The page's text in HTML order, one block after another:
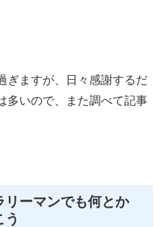
ぎますが、日々感謝するだ
多いので、また調べて記事
リーマンでも何とか
う